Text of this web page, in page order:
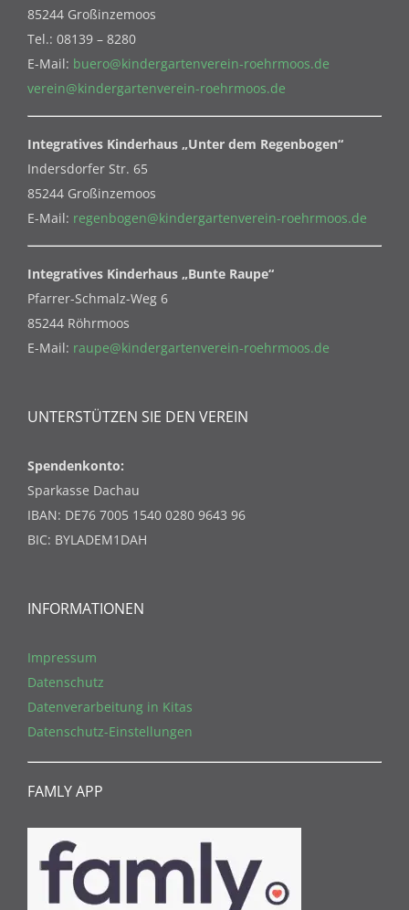
85244 Großinzemoos
Tel.: 08139 – 8280
E-Mail: buero@kindergartenverein-roehrmoos.de
verein@kindergartenverein-roehrmoos.de
Integratives Kinderhaus „Unter dem Regenbogen“
Indersdorfer Str. 65
85244 Großinzemoos
E-Mail: regenbogen@kindergartenverein-roehrmoos.de
Integratives Kinderhaus „Bunte Raupe“
Pfarrer-Schmalz-Weg 6
85244 Röhrmoos
E-Mail: raupe@kindergartenverein-roehrmoos.de
UNTERSTÜTZEN SIE DEN VEREIN
Spendenkonto:
Sparkasse Dachau
IBAN: DE76 7005 1540 0280 9643 96
BIC: BYLADEM1DAH
INFORMATIONEN
Impressum
Datenschutz
Datenverarbeitung in Kitas
Datenschutz-Einstellungen
FAMLY APP